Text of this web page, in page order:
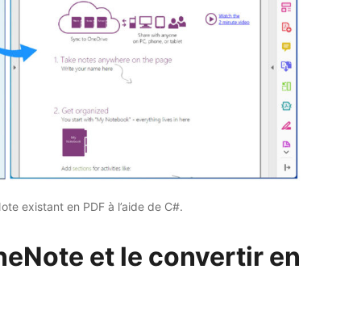
existant en PDF à l’aide de C#.
et le convertir en